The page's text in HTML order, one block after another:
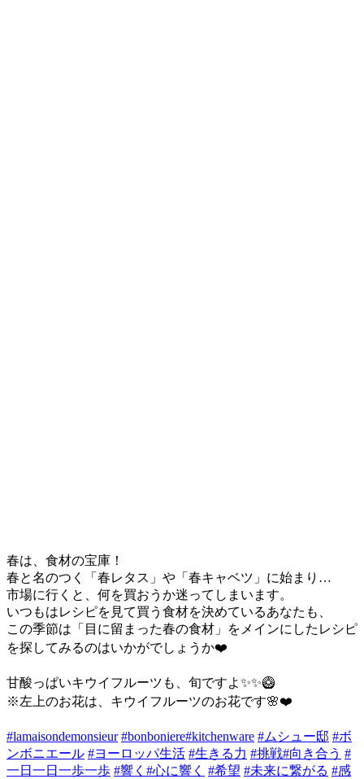
春は、食材の宝庫！
春と名のつく「春レタス」や「春キャベツ」に始まり…
市場に行くと、何を買おうか迷ってしまいます。
いつもはレシピを見て買う食材を決めているあなたも、
この季節は「目に留まった春の食材」をメインにしたレシピ
を探してみるのはいかがでしょうか❤️
甘酸っぱいキウイフルーツも、旬ですよ✨✨🥝
※左上のお花は、キウイフルーツのお花です🌸❤️
#lamaisondemonsieur #bonboniere#kitchenware #ムシュー邸 #ボ
ンボニエール #ヨーロッパ生活 #生きる力 #挑戦#向き合う #
一日一日一歩一歩 #響く #心に響く #希望 #未来に繋がる #感